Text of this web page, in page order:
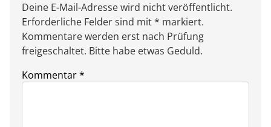
Deine E-Mail-Adresse wird nicht veröffentlicht.
Erforderliche Felder sind mit * markiert.
Kommentare werden erst nach Prüfung
freigeschaltet. Bitte habe etwas Geduld.
Kommentar*